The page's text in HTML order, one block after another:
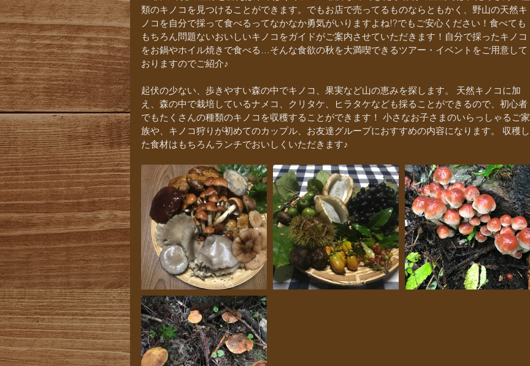
類のキノコを見つけることができます。でもお店で売ってるものならともかく、野山の天然キ
ノコを自分で採って食べるってなかなか勇気がいりますよね!?でもご安心ください！食べても
もちろん問題ないおいしいキノコをガイドがご案内させていただきます！自分で採ったキノコ
をお鍋やホイル焼きで食べる…そんな食欲の秋を大満喫できるツアー・イベントをご用意して
おりますのでご紹介♪
起伏の少ない、歩きやすい森の中でキノコ、果実など山の恵みを探します。 天然キノコに加
え、森の中で栽培しているナメコ、クリタケ、ヒラタケなども採ることができるので、初心者
でもたくさんの種類のキノコを収穫することができます！ 小さなお子さまのいらっしゃるご家
族や、キノコ狩りが初めてのカップル、お友達グループにおすすめの内容になります。 収穫し
た食材はもちろんランチでおいしくいただきます♪